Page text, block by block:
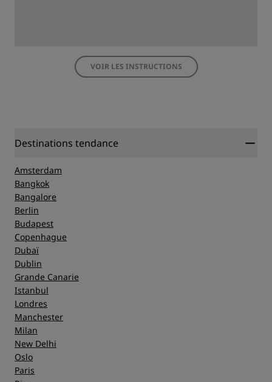
VOIR LES INSTRUCTIONS
Destinations tendance
Amsterdam
Bangkok
Bangalore
Berlin
Budapest
Copenhague
Dubaï
Dublin
Grande Canarie
Istanbul
Londres
Manchester
Milan
New Delhi
Oslo
Paris